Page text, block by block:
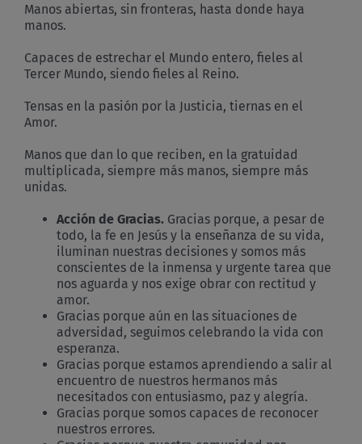
Manos abiertas, sin fronteras, hasta donde haya
manos.
Capaces de estrechar el Mundo entero, fieles al
Tercer Mundo, siendo fieles al Reino.
Tensas en la pasión por la Justicia, tiernas en el
Amor.
Manos que dan lo que reciben, en la gratuidad
multiplicada, siempre más manos, siempre más
unidas.
Acción de Gracias. Gracias porque, a pesar de
todo, la fe en Jesús y la enseñanza de su vida,
iluminan nuestras decisiones y somos más
conscientes de la inmensa y urgente tarea que
nos aguarda y nos exige obrar con rectitud y
amor.
Gracias porque aún en las situaciones de
adversidad, seguimos celebrando la vida con
esperanza.
Gracias porque estamos aprendiendo a salir al
encuentro de nuestros hermanos más
necesitados con entusiasmo, paz y alegría.
Gracias porque somos capaces de reconocer
nuestros errores.